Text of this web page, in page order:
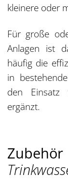
kleinere oder
Für große
Anlagen ist
häufig die
in
den Einsatz
ergänzt.
Zubehör